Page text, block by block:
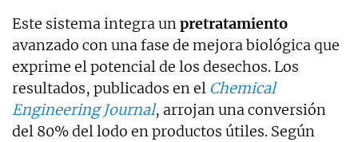
Este sistema integra unpretratamiento
avanzado con una fase de mejora biológica que
exprime el potencial de los desechos. Los
resultados, publicados en el Chemical
Engineering Journal, arrojan una conversión
del 80% del lodo en productos útiles. Según